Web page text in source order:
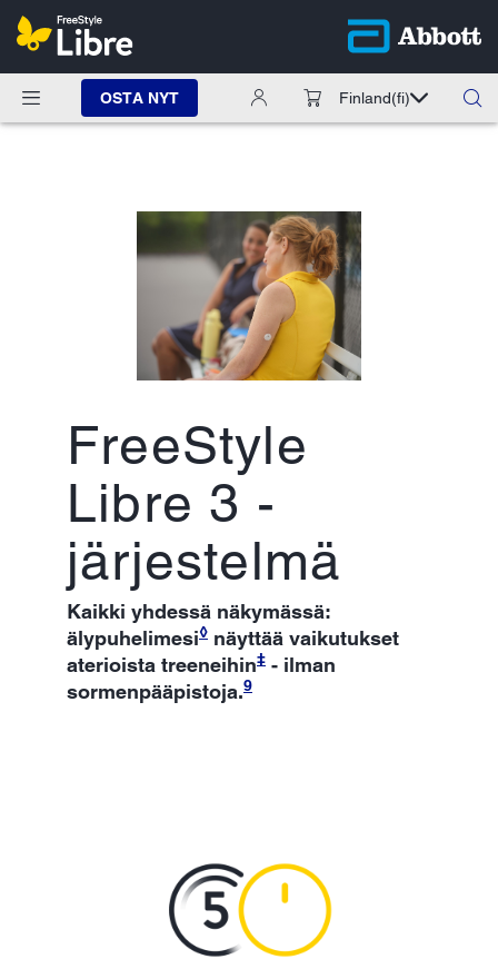
OSTA NYT Finland(fi)
FreeStyle
Libre 3 -
järjestelmä
Kaikki yhdessä näkymässä:
älypuhelimesi◊ näyttää vaikutukset
aterioista treeneihin‡ - ilman
sormenpääpistoja.9